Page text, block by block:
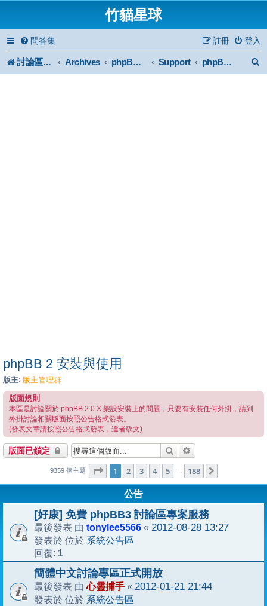
竹貓星球
問答集 登入
註冊
討論區首頁 Archives phpBB2 Forum Archive Support phpBB 2 安裝與使用
phpBB 2 安裝與使用
版主: 版主管理群
版面規則
本區是討論關於 phpBB 2.0.X 架設安裝上的問題，只要有安裝任何外掛，請到
外掛討論相關版面按照公告格式發表。
(發表文章請按照公告格式發表，違者砍文)
版面已鎖定 搜尋
9359 個主題 第1 頁 (共 188 頁)
1 2 3 4 5 … 188
公告
[好康] 免費 phpBB3 討論區專案服務
最後發表 由 tonylee5566 « 2012-08-28 13:27
發表於 位於 系統公告區
回覆: 1
簡體中文討論專區正式開放
最後發表 由心靈捕手 « 2012-01-21 21:44
發表於 位於 系統公告區